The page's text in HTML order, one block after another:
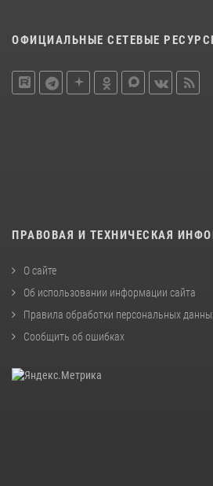
ОФИЦИАЛЬНЫЕ СЕТЕВЫЕ
ПРАВОВАЯ И ТЕХНИЧЕСКАЯ
О сайте
Об использовании информации сайта
Правила обработки персональных
Сообщить об ошибках